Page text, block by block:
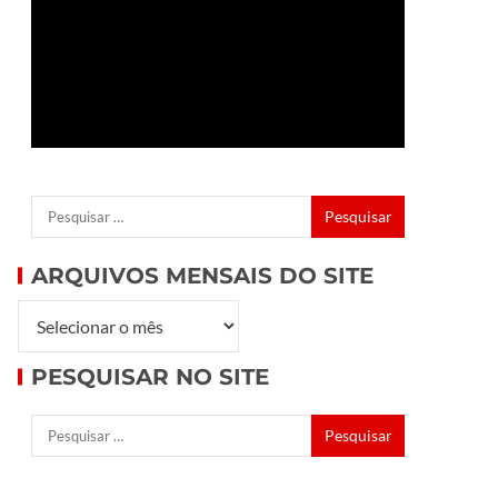
ARQUIVOS MENSAIS DO SITE
PESQUISAR NO SITE